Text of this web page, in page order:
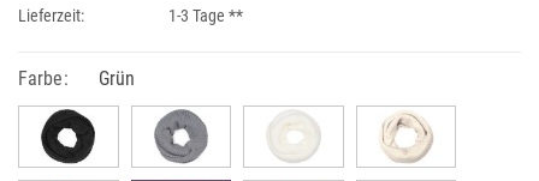
Lieferzeit:
1-3 Tage **
Farbe: Grün